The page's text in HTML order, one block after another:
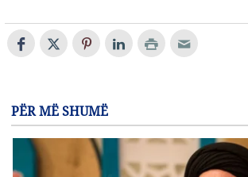
PËR MË SHUMË